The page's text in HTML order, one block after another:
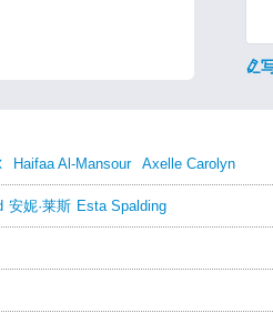
Haifaa Al-Mansour Axelle Carolyn
安妮·莱斯 Esta Spalding